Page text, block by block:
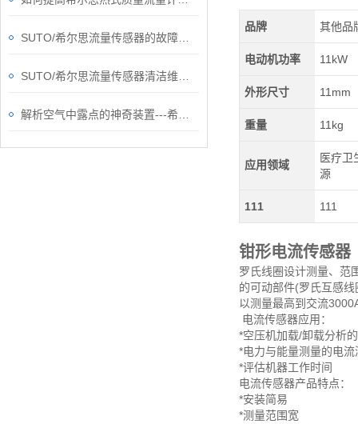
品牌 其他品
电动机功率 11kW
外形尺寸 11mm
重量 11kg
应用领域
医疗卫
源
111 111
钳形电流传感器
罗氏线圈设计测量、范
的可动部件(罗氏互感
以测量最高到交流
电流传感器应用：
*空压机加载/卸载分析
*电力与能量测量的电流
*评估机器工作时间
电流传感器产品特点：
*安装简易
*测量范围宽